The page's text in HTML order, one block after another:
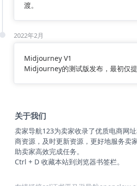
渡。
2022年2月
Midjourney V1
Midjourney的测试版发布，最初仅提
关于我们
卖家导航123为卖家收录了优质电商网
商资源，及时更新资源，更好地服务卖
助卖家高效完成任务。
Ctrl + D 收藏本站到浏览器书签栏。